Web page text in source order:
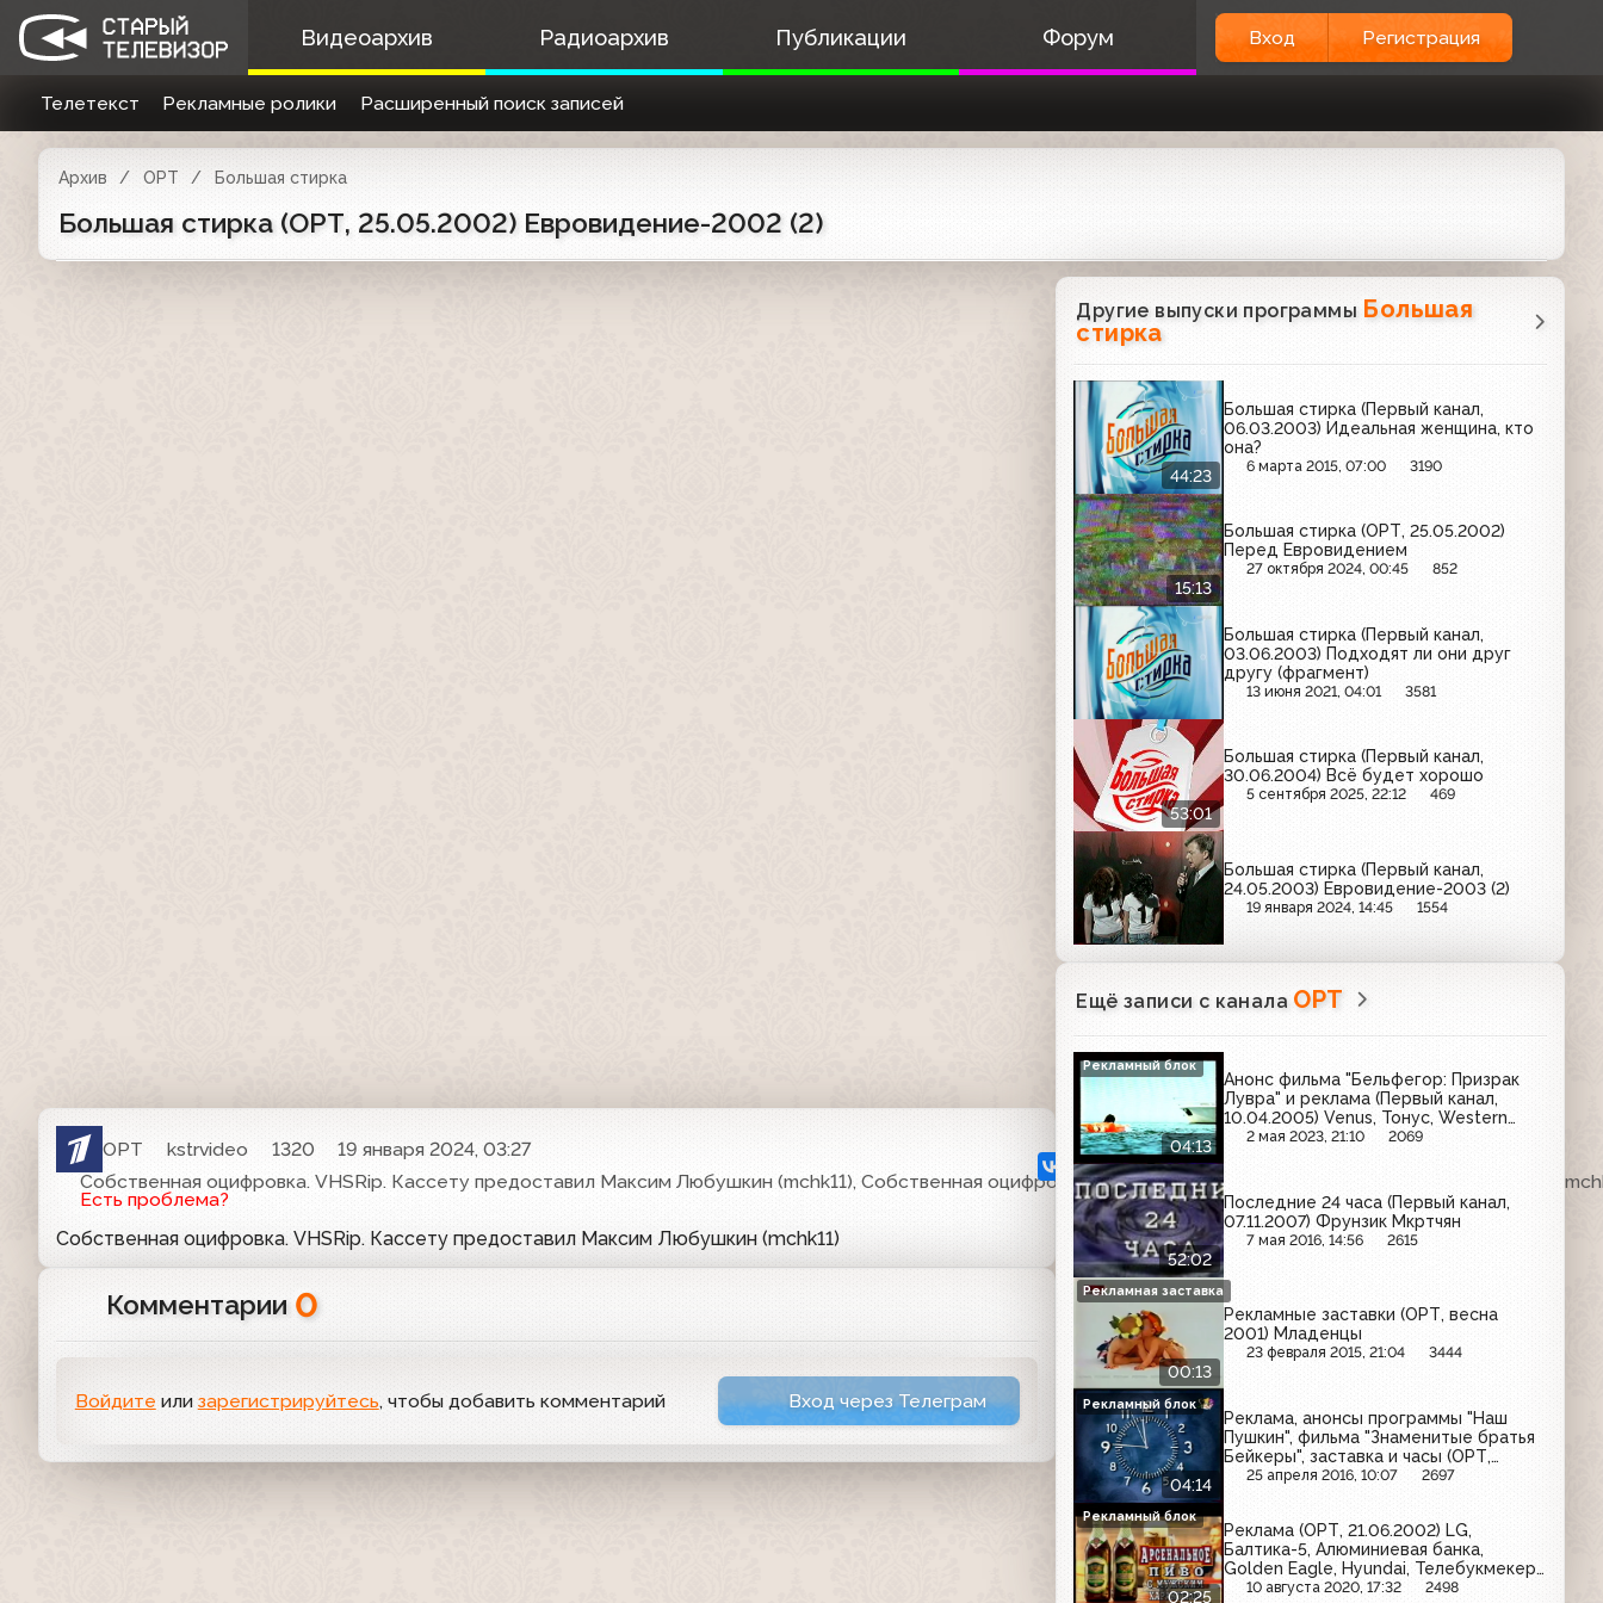
Видеоархив Радиоархив Публикации Форум Вход Регистрация
Телетекст Рекламные ролики Расширенный поиск записей
Архив ОРТ Большая стирка
Большая стирка (ОРТ, 25.05.2002) Евровидение-2002 (2)
ОРТ kstrvideo 1320
19 января 2024, 03:27
Собственная оцифровка. VHSRip. Кассету предоставил Максим Любушкин (mchk11), Собственная оцифровка. VHSRip. Кассету предоставил Максим Любушкин
Есть проблема?
Собственная оцифровка. VHSRip. Кассету предоставил Максим Любушкин (mchk11)
Комментарии 0
Войдите или зарегистрируйтесь, чтобы добавить комментарий Вход через Телеграм
Другие выпуски программы Большая
стирка
44:23
Большая стирка (Первый канал,
06.03.2003) Идеальная женщина, кто
она?
6 марта 2015, 07:00 3190
15:13
Большая стирка (ОРТ, 25.05.2002)
Перед Евровидением
27 октября 2024, 00:45 852
Большая стирка (Первый канал,
03.06.2003) Подходят ли они друг
другу (фрагмент)
13 июня 2021, 04:01 3581
53:01
Большая стирка (Первый канал,
30.06.2004) Всё будет хорошо
5 сентября 2025, 22:12 469
Большая стирка (Первый канал,
24.05.2003) Евровидение-2003 (2)
19 января 2024, 14:45 1554
Ещё записи с канала ОРТ
04:13
Анонс фильма "Бельфегор: Призрак
Лувра" и реклама (Первый канал,
10.04.2005) Venus, Тонус, Western
Uniom, Clearasil, Росгосстрах, Vichy,
2 мая 2023, 21:10 2069
Рекламный блок
52:02
Последние 24 часа (Первый канал,
07.11.2007) Фрунзик Мкртчян
7 мая 2016, 14:56 2615
00:13
Рекламные заставки (ОРТ, весна
2001) Младенцы
23 февраля 2015, 21:04 3444
Рекламная заставка
04:14
Реклама, анонсы программы "Наш
Пушкин", фильма "Знаменитые братья
Бейкеры", заставка и часы (ОРТ,
08.03.1999) Alldays, Blend-a-med,
25 апреля 2016, 10:07 2697
Рекламный блок
02:25
Реклама (ОРТ, 21.06.2002) LG,
Балтика-5, Алюминиевая банка,
Golden Eagle, Hyundai, Телебукмекер,
Арсенальное
10 августа 2020, 17:32 2498
Рекламный блок